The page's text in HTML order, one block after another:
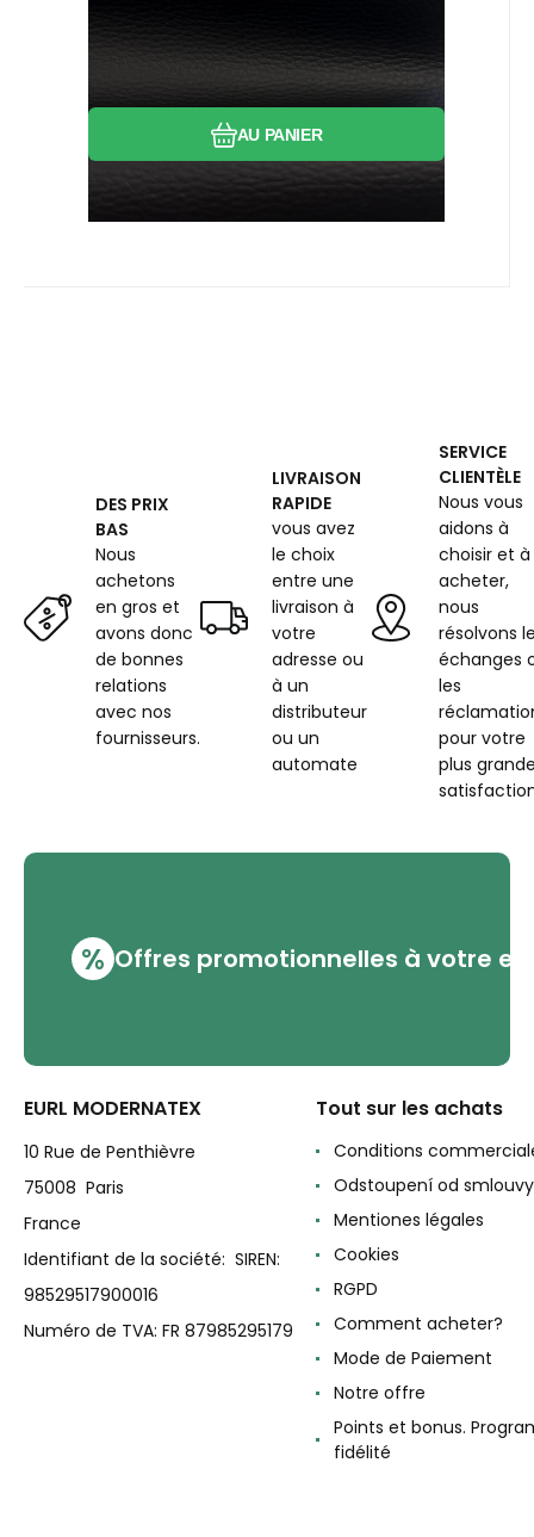
AU PANIER
Préféré
Comparer
DES PRIX
BAS
Nous
achetons
en gros et
avons donc
de bonnes
relations
avec nos
fournisseurs.
LIVRAISON
RAPIDE
vous avez
le choix
entre une
livraison à
votre
adresse ou
à un
distributeur
ou un
automate
SERVICE
CLIENTÈLE
Nous vous
aidons à
choisir et à
acheter,
nous
résolvons
échanges
les
pour votre
plus
% Offres promotionnelles à votre
EURL MODERNATEX
10 Rue de Penthièvre
75008 Paris
France
Identifiant de la société: SIREN:
98529517900016
Numéro de TVA: FR 87985295179
Tout sur les achats
Conditions
Odstoupení od smlouvy
Mentiones légales
Cookies
RGPD
Comment acheter?
Mode de Paiement
Notre offre
Points et bonus.
fidélité